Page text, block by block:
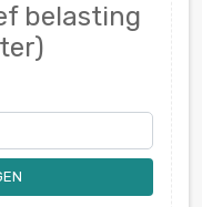
belasting